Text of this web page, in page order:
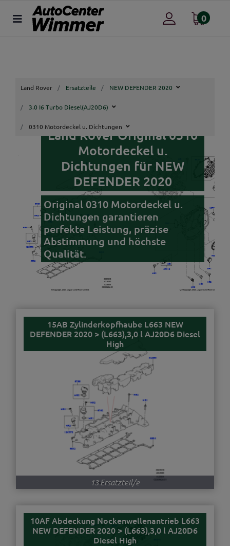
0
Land Rover Ersatzteile NEW DEFENDER 2020
3.0 I6 Turbo Diesel(AJ20D6)
0310 Motordeckel u. Dichtungen
Land Rover Original 0310
Motordeckel u.
Dichtungen für NEW
DEFENDER 2020
Original 0310 Motordeckel u.
Dichtungen garantieren
perfekte Leistung, präzise
Abstimmung und höchste
Qualität.
15AB Zylinderkopfhaube L663 NEW
DEFENDER 2020 > (L663),3,0 l AJ20D6 Diesel
High
13 Ersatzteil/e
10AF Abdeckung Nockenwellenantrieb L663
NEW DEFENDER 2020 > (L663),3,0 l AJ20D6
Diesel High